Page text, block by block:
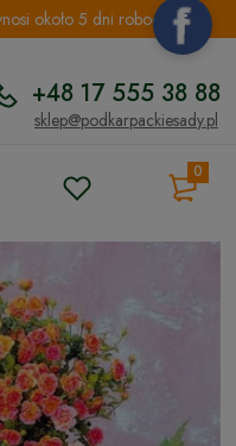
około 5 dni roboczych.
+48 17 555 38 88
sklep@podkarpackiesady.pl
0